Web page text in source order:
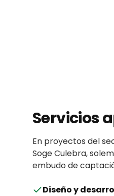
Servicios
En proyectos del
Soge Culebra,
embudo de
Diseño y